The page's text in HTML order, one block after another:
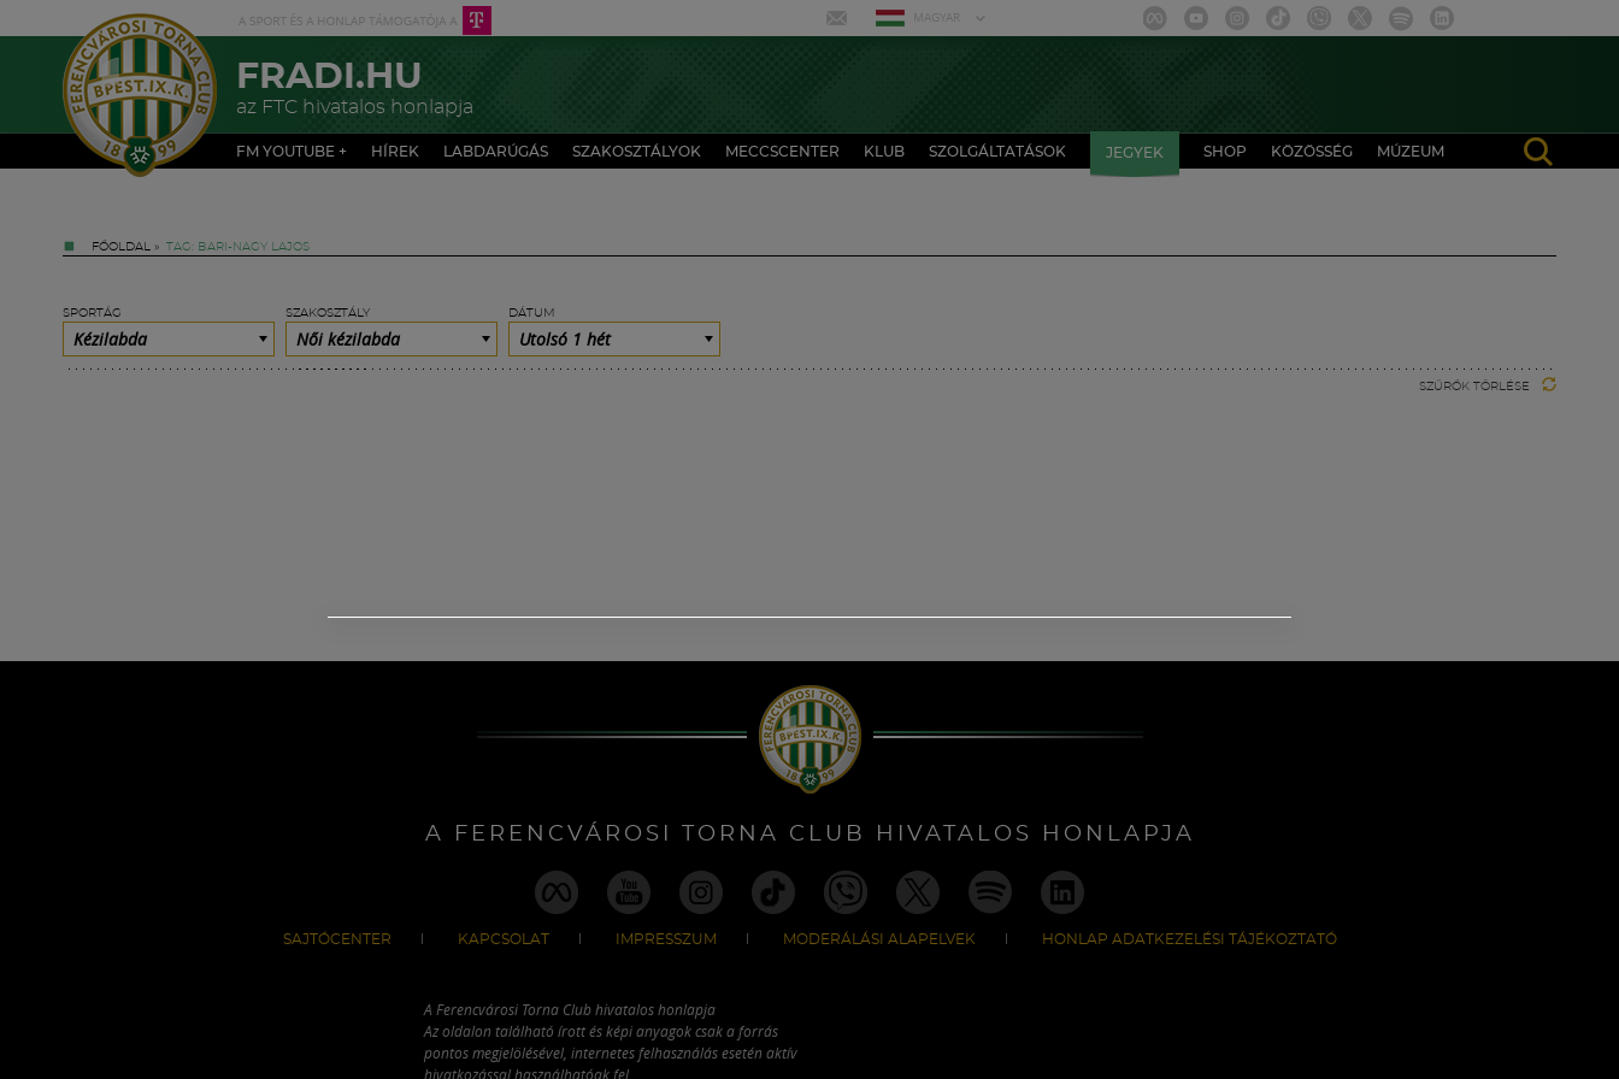
MAGYAR
FRADI.HU
az FTC hivatalos honlapja
FM YOUTUBE + HÍREK LABDARÚGÁS SZAKOSZTÁLYOK MECCSCENTER KLUB SZOLGÁLTATÁSOK JEGYEK SHOP KÖZÖSSÉG MÚZEUM
FŐOLDAL » TAG: BARI-NAGY LAJOS
SPORTÁG
Kézilabda
SZAKOSZTÁLY
Női kézilabda
DÁTUM
Utolsó 1 hét
SZŰRŐK TÖRLÉSE
A FERENCVÁROSI TORNA CLUB HIVATALOS HONLAPJA
SAJTÓCENTER KAPCSOLAT IMPRESSZUM MODERÁLÁSI ALAPELVEK HONLAP ADATKEZELÉSI TÁJÉKOZTATÓ
A Ferencvárosi Torna Club hivatalos honlapja
Az oldalon található írott és képi anyagok csak a forrás
pontos megjelölésével, internetes felhasználás esetén aktív
hivatkozással használhatóak fel.